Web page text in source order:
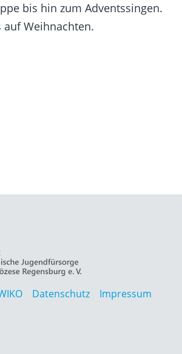
bis hin zum Adventssingen.
Weihnachten.
Impressum
Datenschutz